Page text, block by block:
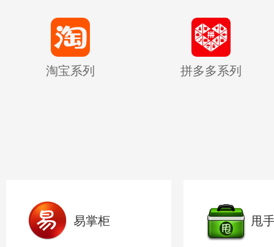
淘宝系列 拼多多系列
易掌柜 甩